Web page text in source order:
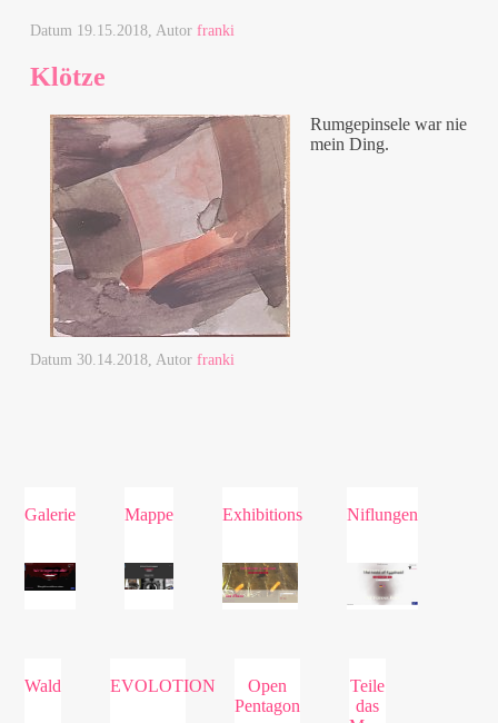
Datum 19.15.2018 , Autorfranki
Klötze
Rumgepinsele war nie
mein Ding.
Datum30.14.2018, Autorfranki
Galerie Mappe Exhibitions Niflungen
Wald EVOLOTION
Open
Pentagon
Teile
das